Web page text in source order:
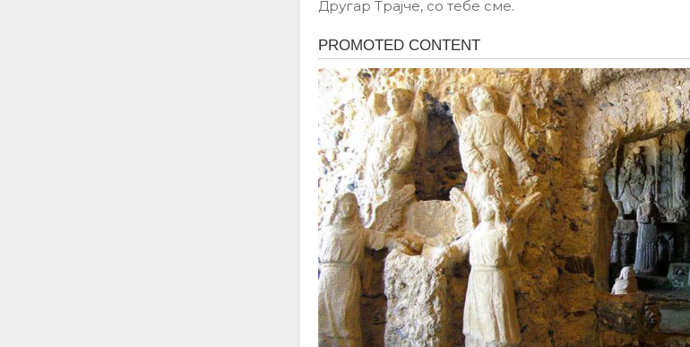
Другар Трајче, со тебе сме.